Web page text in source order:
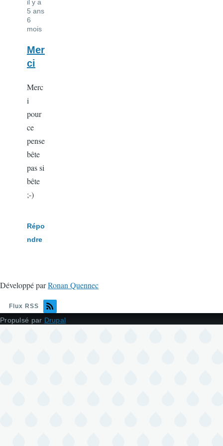
il y a
5 ans
6
mois
Mer
ci
Merc
i
pour
ce
pense
bête
pas si
bête
;-)
Répo
ndre
Développé parRonan Quennec
Flux RSS
Propulsé par Drupal